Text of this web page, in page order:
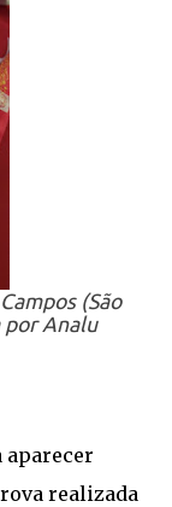
(São
por Analu
aparecer
realizada